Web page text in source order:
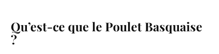
Qu’est-ce que le Poulet Basquaise
?